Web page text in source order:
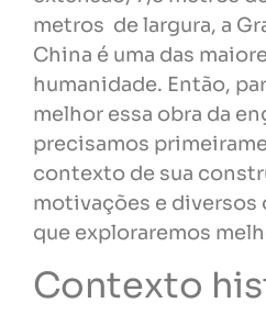
metros de largura, a
China é uma das
humanidade. Então,
melhor essa obra da
precisamos
contexto de sua
motivações e diversos
que exploraremos
Contexto